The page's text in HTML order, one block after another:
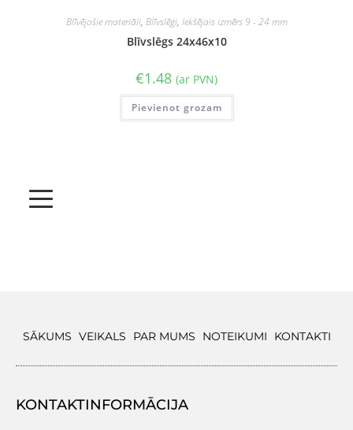
Blīvējošie materiāli, Blīvslēgi, Iekšējais izmērs 9 - 24 mm
Blīvslēgs 24x46x10
€1.48 (ar PVN)
Pievienot grozam
SĀKUMS VEIKALS PAR MUMS NOTEIKUMI KONTAKTI
KONTAKTINFORMĀCIJA